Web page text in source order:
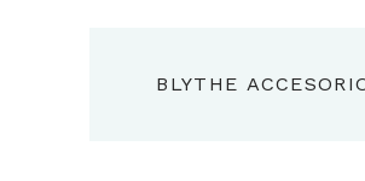
BLYTHE